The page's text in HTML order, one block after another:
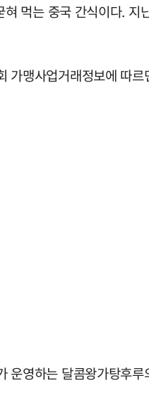
먹는 중국 간식이다.
가맹사업거래정보에 따
운영하는 달콤왕가탕